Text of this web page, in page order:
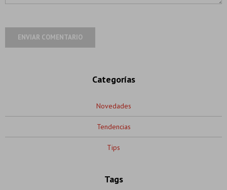
ENVIAR COMENTARIO
Categorías
Novedades
Tendencias
Tips
Tags